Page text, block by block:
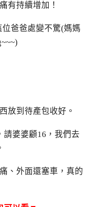
有持續增加！
爸爸處變不驚(媽媽
放到待產包收好。
請婆婆顧16，我們去
、外面還塞車，真的